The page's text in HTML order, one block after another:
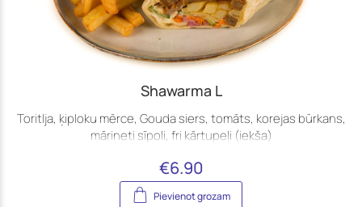
Shawarma L
Toritlja, ķiploku mērce, Gouda siers, tomāts, korejas būrkans,
mārineti sīpoli, fri kārtupeļi (iekša)
€6.90
Pievienot grozam